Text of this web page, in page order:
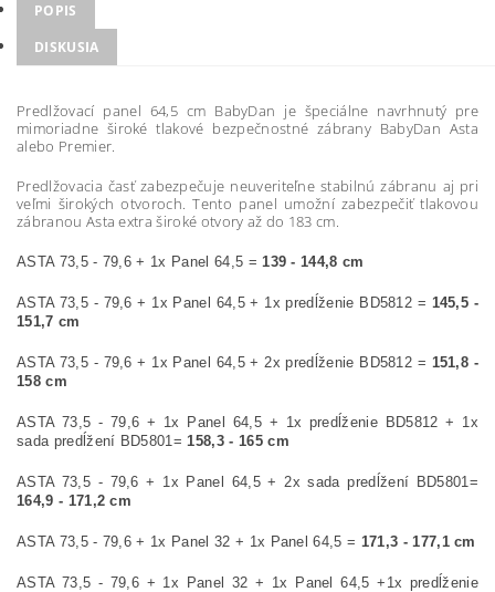
POPIS
DISKUSIA
Predlžovací panel 64,5 cm BabyDan je špeciálne navrhnutý pre
mimoriadne široké tlakové bezpečnostné zábrany BabyDan Asta
alebo Premier.
Predlžovacia časť zabezpečuje neuveriteľne stabilnú zábranu aj pri
veľmi širokých otvoroch. Tento panel umožní zabezpečiť tlakovou
zábranou Asta extra široké otvory až do 183 cm.
ASTA 73,5 - 79,6 + 1x Panel 64,5 =139 - 144,8 cm
ASTA 73,5 - 79,6 + 1x Panel 64,5 + 1x predĺženie BD5812 = 145,5 -
151,7 cm
ASTA 73,5 - 79,6 + 1x Panel 64,5 + 2x predĺženie BD5812 = 151,8 -
158 cm
ASTA 73,5 - 79,6 + 1x Panel 64,5 + 1x predĺženie BD5812 + 1x
sada predĺžení BD5801= 158,3 - 165 cm
ASTA 73,5 - 79,6 + 1x Panel 64,5 + 2x sada predĺžení BD5801=
164,9 - 171,2 cm
ASTA 73,5 - 79,6 + 1x Panel 32 + 1x Panel 64,5 = 171,3 - 177,1 cm
ASTA 73,5 - 79,6 + 1x Panel 32 + 1x Panel 64,5 +1x predĺženie